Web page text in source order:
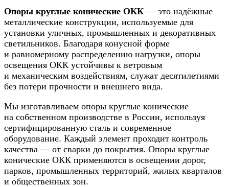
Опоры круглые конические ОКК — это надёжные
металлические конструкции, используемые для
установки уличных, промышленных и декоративных
светильников. Благодаря конусной форме
и равномерному распределению нагрузки, опоры
освещения ОКК устойчивы к ветровым
и механическим воздействиям, служат десятилетиями
без потери прочности и внешнего вида.
Мы изготавливаем опоры круглые конические
на собственном производстве в России, используя
сертифицированную сталь и современное
оборудование. Каждый элемент проходит контроль
качества — от сварки до покрытия. Опоры круглые
конические ОКК применяются в освещении дорог,
парков, промышленных территорий, жилых кварталов
и общественных зон.